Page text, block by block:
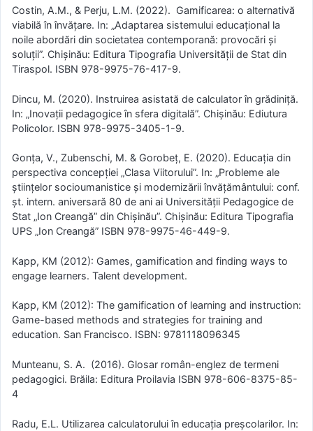
Costin, A.M., & Perju, L.M. (2022). Gamificarea: o alternativă
viabilă în învățare. In: „Adaptarea sistemului educaţional la
noile abordări din societatea contemporană: provocări și
soluții”. Chişinău: Editura Tipografia Universităţii de Stat din
Tiraspol. ISBN 978-9975-76-417-9.
Dincu, M. (2020). Instruirea asistată de calculator în grădiniță.
In: „Inovații pedagogice în sfera digitală”. Chişinău: Ediutura
Policolor. ISBN 978-9975-3405-1-9.
Gonța, V., Zubenschi, M. & Gorobeț, E. (2020). Educația din
perspectiva concepției „Clasa Viitorului”. In: „Probleme ale
ştiinţelor socioumanistice şi modernizării învăţământului: conf.
șt. intern. aniversară 80 de ani ai Universităţii Pedagogice de
Stat „Ion Creangă” din Chişinău”. Chișinău: Editura Tipografia
UPS „Ion Creangă” ISBN 978-9975-46-449-9.
Kapp, KM (2012): Games, gamification and finding ways to
engage learners. Talent development.
Kapp, KM (2012): The gamification of learning and instruction:
Game-based methods and strategies for training and
education. San Francisco. ISBN: 9781118096345
Munteanu, S. A. (2016). Glosar român-englez de termeni
pedagogici. Brăila: Editura Proilavia ISBN 978-606-8375-85-
4
Radu, E.L. Utilizarea calculatorului în educația preşcolarilor. In: